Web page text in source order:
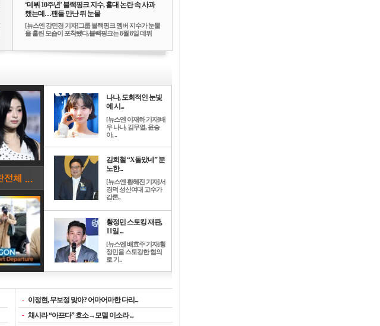
‘데뷔 10주년’ 블랙핑크 지수, 홀대 논란 속 사과
했는데…팬들 만난 뒤 눈물
[뉴스엔 강민경 기자]그룹 블랙핑크 멤버 지수가 눈물
을 흘린 모습이 포착됐다.블랙핑크는 8월 8일 데뷔
나나, 도회적인 눈빛
에 시...
[뉴스엔 이재하 기자]배
우 나나, 김무열, 윤승
아, ..
김희철 “X돌았네” 분
노한...
[뉴스엔 황혜진 기자]서
경덕 성신여대 교수가
갑론..
황정민 스토킹 재판,
11일 ...
[뉴스엔 배효주 기자]황
정민을 스토킹한 혐의
로 기..
- 이정현, 무보정 맞아? 어마어마한 다리...
- 채시라 “아프다” 호소→모델 이소라 ...